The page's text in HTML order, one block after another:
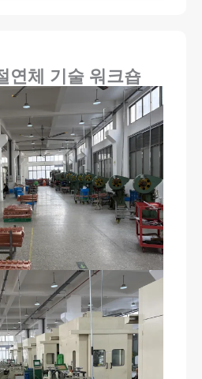
연체 기술 워크숍